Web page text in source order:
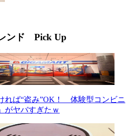
ンド Pick Up
れば“盗み”OK！ 体験型コンビニ
がヤバすぎたｗ